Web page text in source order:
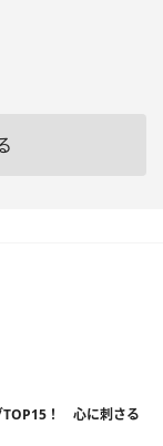
TOP15！ 心に刺さる